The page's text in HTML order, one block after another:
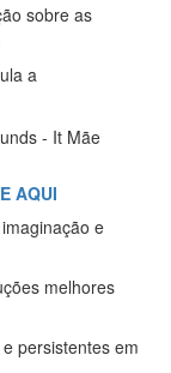
sobre as
a
AQUI
e
melhores
persistentes em